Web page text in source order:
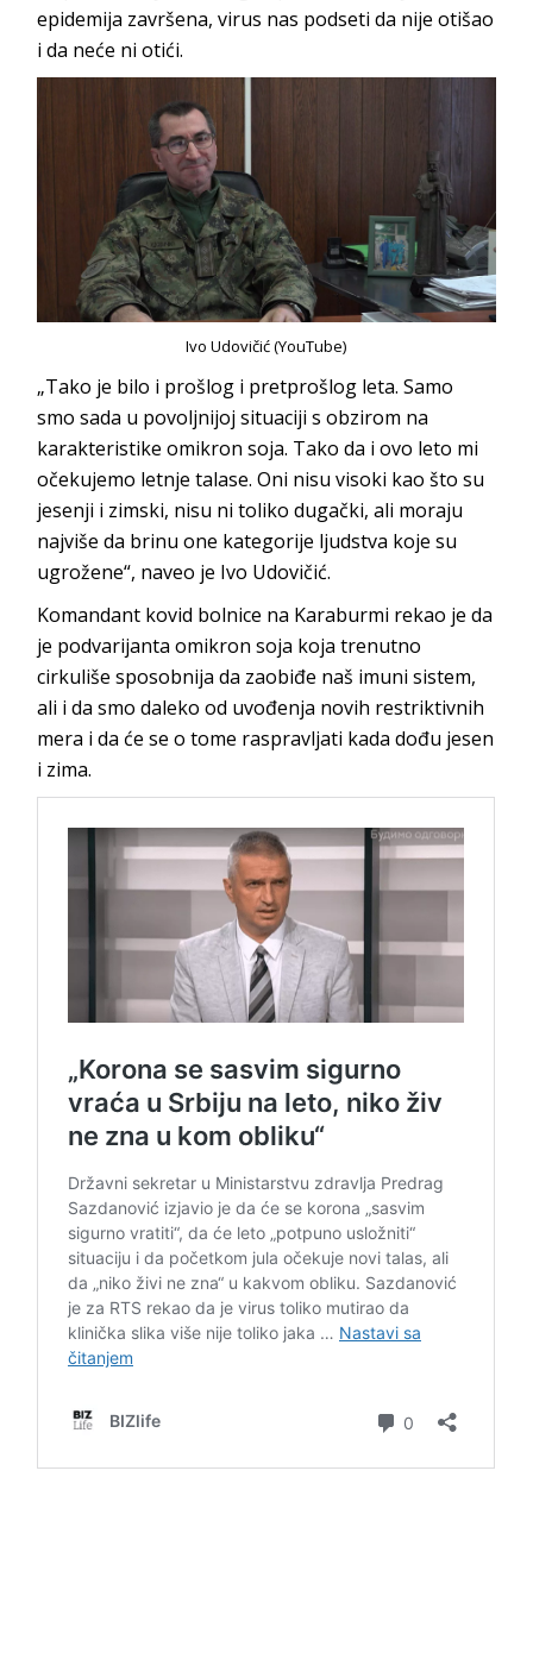
epidemija završena, virus nas podseti da nije otišao
i da neće ni otići.
Ivo Udovičić (YouTube)
„Tako je bilo i prošlog i pretprošlog leta. Samo
smo sada u povoljnijoj situaciji s obzirom na
karakteristike omikron soja. Tako da i ovo leto mi
očekujemo letnje talase. Oni nisu visoki kao što su
jesenji i zimski, nisu ni toliko dugački, ali moraju
najviše da brinu one kategorije ljudstva koje su
ugrožene“, naveo je Ivo Udovičić.
Komandant kovid bolnice na Karaburmi rekao je da
je podvarijanta omikron soja koja trenutno
cirkuliše sposobnija da zaobiđe naš imuni sistem,
ali i da smo daleko od uvođenja novih restriktivnih
mera i da će se o tome raspravljati kada dođu jesen
i zima.